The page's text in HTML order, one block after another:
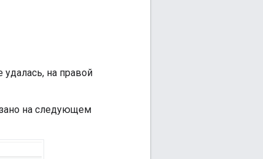
удалась, на правой
на следующем